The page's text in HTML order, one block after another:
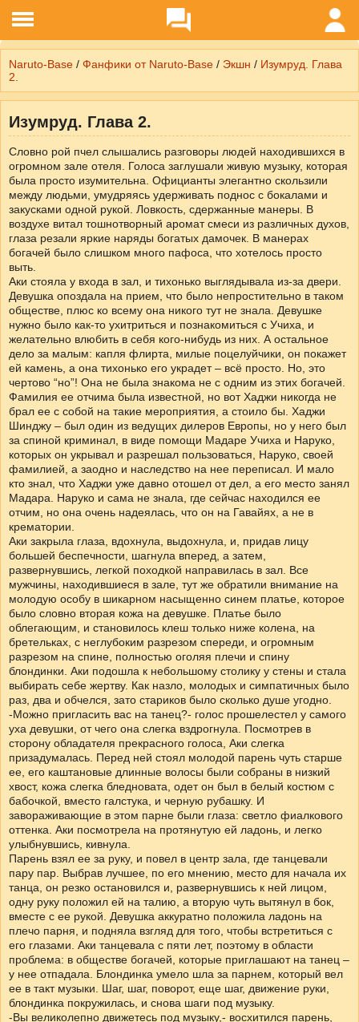
Naruto-Base / Фанфики от Naruto-Base / Экшн / Изумруд. Глава
2.
Изумруд. Глава 2.
Словно рой пчел слышались разговоры людей находившихся в
огромном зале отеля. Голоса заглушали живую музыку, которая
была просто изумительна. Официанты элегантно скользили
между людьми, умудряясь удерживать поднос с бокалами и
закусками одной рукой. Ловкость, сдержанные манеры. В
воздухе витал тошнотворный аромат смеси из различных духов,
глаза резали яркие наряды богатых дамочек. В манерах
богачей было слишком много пафоса, что хотелось просто
выть.
Аки стояла у входа в зал, и тихонько выглядывала из-за двери.
Девушка опоздала на прием, что было непростительно в таком
обществе, плюс ко всему она никого тут не знала. Девушке
нужно было как-то ухитриться и познакомиться с Учиха, и
желательно влюбить в себя кого-нибудь из них. А остальное
дело за малым: капля флирта, милые поцелуйчики, он покажет
ей камень, а она тихонько его украдет – всё просто. Но, это
чертово “но”! Она не была знакома не с одним из этих богачей.
Фамилия ее отчима была известной, но вот Хаджи никогда не
брал ее с собой на такие мероприятия, а стоило бы. Хаджи
Шинджу – был один из ведущих дилеров Европы, но у него был
за спиной криминал, в виде помощи Мадаре Учиха и Наруко,
которых он укрывал и разрешал пользоваться, Наруко, своей
фамилией, а заодно и наследство на нее переписал. И мало
кто знал, что Хаджи уже давно отошел от дел, а его место занял
Мадара. Наруко и сама не знала, где сейчас находился ее
отчим, но она очень надеялась, что он на Гавайях, а не в
крематории.
Аки закрыла глаза, вдохнула, выдохнула, и, придав лицу
большей беспечности, шагнула вперед, а затем,
развернувшись, легкой походкой направилась в зал. Все
мужчины, находившиеся в зале, тут же обратили внимание на
молодую особу в шикарном насыщенно синем платье, которое
было словно вторая кожа на девушке. Платье было
облегающим, и становилось клеш только ниже колена, на
бретельках, с неглубоким разрезом спереди, и огромным
разрезом на спине, полностью оголяя плечи и спину
блондинки. Аки подошла к небольшому столику у стены и стала
выбирать себе жертву. Как назло, молодых и симпатичных было
раз, два и обчелся, зато стариков было сколько душе угодно.
-Можно пригласить вас на танец?- голос прошелестел у самого
уха девушки, от чего она слегка вздрогнула. Посмотрев в
сторону обладателя прекрасного голоса, Аки слегка
призадумалась. Перед ней стоял молодой парень чуть старше
ее, его каштановые длинные волосы были собраны в низкий
хвост, кожа слегка бледновата, одет он был в белый костюм с
бабочкой, вместо галстука, и черную рубашку. И
завораживающие в этом парне были глаза: светло фиалкового
оттенка. Аки посмотрела на протянутую ей ладонь, и легко
улыбнувшись, кивнула.
Парень взял ее за руку, и повел в центр зала, где танцевали
пару пар. Выбрав лучшее, по его мнению, место для начала их
танца, он резко остановился и, развернувшись к ней лицом,
одну руку положил ей на талию, а вторую чуть вытянул в бок,
вместе с ее рукой. Девушка аккуратно положила ладонь на
плечо парня, и подняла взгляд для того, чтобы встретиться с
его глазами. Аки танцевала с пяти лет, поэтому в области
проблема: в обществе богачей, которые приглашают на танец –
у нее отпадала. Блондинка умело шла за парнем, который вел
ее в такт музыки. Шаг, шаг, поворот, еще шаг, движение руки,
блондинка покружилась, и снова шаги под музыку.
-Вы великолепно движетесь под музыку,- восхитился парень,